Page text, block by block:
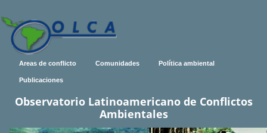
Areas de conflicto Comunidades Política ambiental
Publicaciones
Observatorio Latinoamericano de Conflictos
Ambientales